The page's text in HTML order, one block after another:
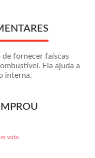
fornecer faíscas
Ela ajuda a
interna.
voto